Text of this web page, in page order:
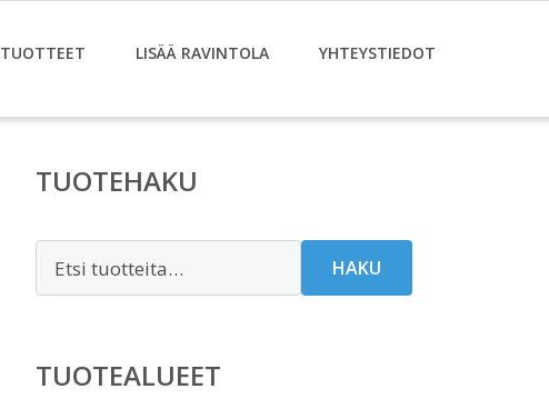
TUOTTEET LISÄÄ RAVINTOLA YHTEYSTIEDOT
TUOTEHAKU
HAKU
TUOTEALUEET